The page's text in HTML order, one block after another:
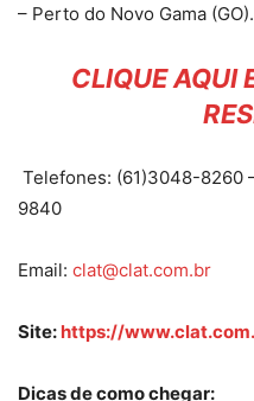
– Perto do Novo Gama (GO).
CLIQUE AQUI
Telefones: (61)3048-8260
9840
Email: clat@clat.com.br
Site: https://
Dicas de como chegar: